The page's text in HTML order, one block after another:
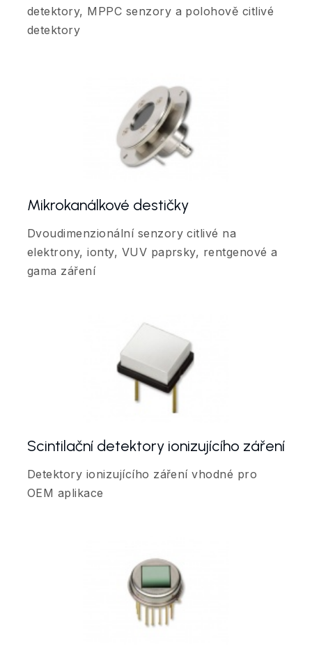
detektory, MPPC senzory a polohově citlivé
detektory
Mikrokanálkové destičky
Dvoudimenzionální senzory citlivé na
elektrony, ionty, VUV paprsky, rentgenové a
gama záření
Scintilační detektory ionizujícího záření
Detektory ionizujícího záření vhodné pro
OEM aplikace